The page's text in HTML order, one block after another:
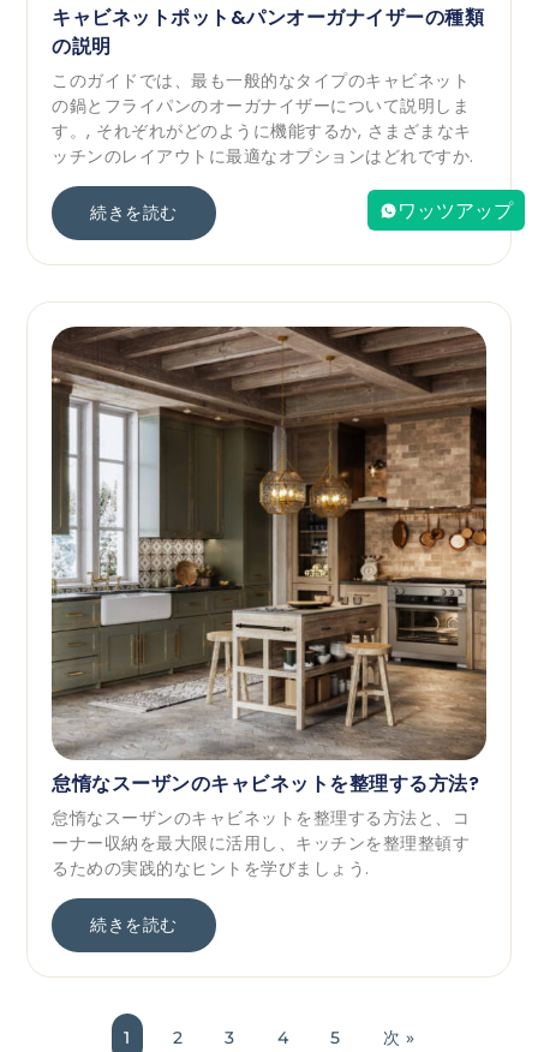
キャビネットポット&パンオーガナイザーの種類
の説明
このガイドでは、最も一般的なタイプのキャビネット
の鍋とフライパンのオーガナイザーについて説明しま
す。, それぞれがどのように機能するか, さまざまなキ
ッチンのレイアウトに最適なオプションはどれですか.
続きを読む
怠惰なスーザンのキャビネットを整理する方法?
怠惰なスーザンのキャビネットを整理する方法と、コ
ーナー収納を最大限に活用し、キッチンを整理整頓す
るための実践的なヒントを学びましょう.
続きを読む
1 2 3 4 5 次 »
ワッツアップ